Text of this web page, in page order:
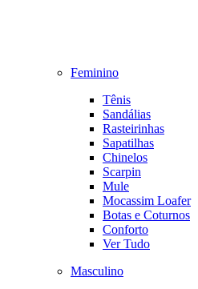
Feminino
Tênis
Sandálias
Rasteirinhas
Sapatilhas
Chinelos
Scarpin
Mule
Mocassim Loafer
Botas e Coturnos
Conforto
Ver Tudo
Masculino